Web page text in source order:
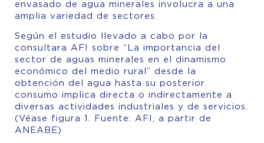
envasado de agua minerales involucra a una
amplia variedad de sectores.
Según el estudio llevado a cabo por la
consultara AFI sobre “La importancia del
sector de aguas minerales en el dinamismo
económico del medio rural” desde la
obtención del agua hasta su posterior
consumo implica directa o indirectamente a
diversas actividades industriales y de servicios.
(Véase figura 1. Fuente: AFI, a partir de
ANEABE)